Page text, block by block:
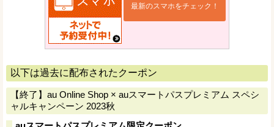
最新のスマホをチェック！
以下は過去に配布されたクーポン
【終了】au Online Shop × auスマートパスプレミアム スペシ
ャルキャンペーン 2023秋